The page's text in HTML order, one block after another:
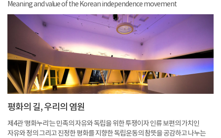
Meaning and value of the Korean independence movement
평화의 길, 우리의 염원
제4관 ‘평화누리’는 민족의 자유와 독립을 위한 투쟁이자 인류 보편의 가치인
자유와 정의 그리고 진정한 평화를 지향한 독립운동의 참뜻을 공감하고 나누는